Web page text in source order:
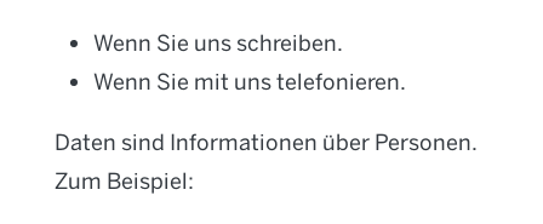
Wenn Sie uns schreiben.
Wenn Sie mit uns telefonieren.
Daten sind Informationen über Personen.
Zum Beispiel: